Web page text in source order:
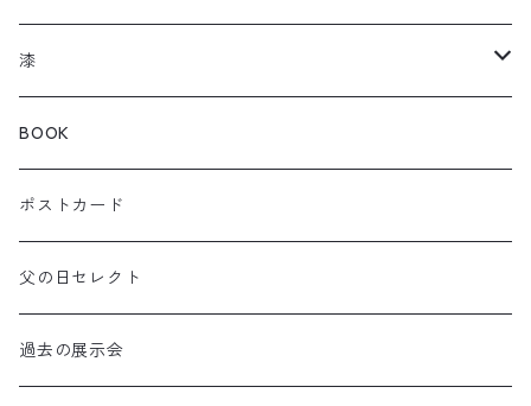
曲輪スツール
曲輪の球体
カメレオン
チャーム
漆
箸おき
KOIOKI コイオキ
NEKOOKI ネコオキ
ぐい呑み・カップ
アクセサリー
小物・インテリア
BOOK
ポストカード
父の日セレクト
過去の展示会